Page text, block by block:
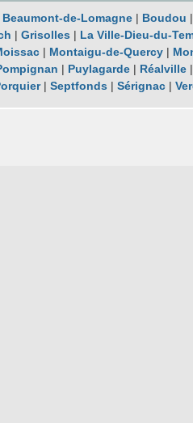
Beaumont-de-Lomagne | Boudou
|Grisolles | La Ville-Dieu-du-
| Montaigu-de-Quercy |
| Puylagarde| Réalville
|Septfonds |Sérignac |